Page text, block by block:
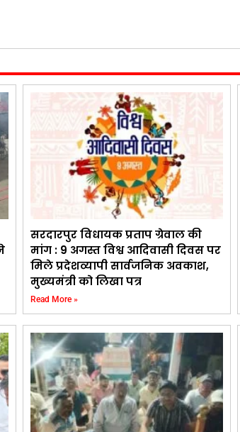
सरदारपुर विधायक प्रताप ग्रेवाल की
मांग : 9 अगस्त विश्व आदिवासी दिवस पर
मिले प्रदेशव्यापी सार्वजनिक अवकाश,
मुख्यमंत्री को लिखा पत्र
Read More »